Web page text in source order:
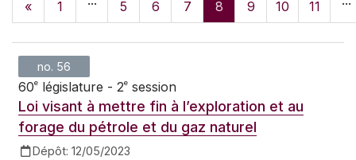
« 1 5 6 7 8 9 10 11
no. 56
60e législature - 2e session
Loi visant à mettre fin à l’exploration et au
forage du pétrole et du gaz naturel
Dépôt: 12/05/2023